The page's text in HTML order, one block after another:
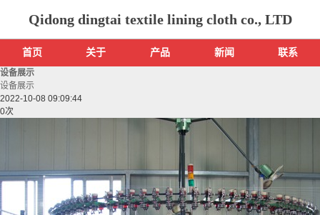
Qidong dingtai textile lining cloth co., LTD
首页 关于 产品 新闻 联系
设备展示
设备展示
2022-10-08 09:09:44
0次